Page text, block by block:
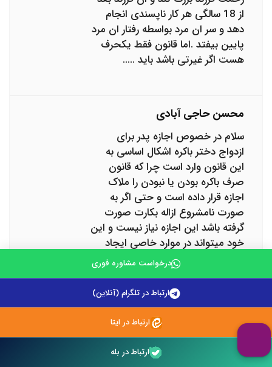
از 18 سالگی هر کار ناپسندی انجام
دهد و سر ان مرد بواسطه رفتار ان مرد
پایین بیفتد .اما قانون فقط یکحرف
هست اگر غیرتی باشد باید .....
محسن حاجی آبادی
سلام در خصوص اجازه پدر برای
ازدواج دختر باکره اشکال اساسی به
این قانون وارد است چرا که قانون
صرف باکره بودن یا نبودن را ملاک
اجازه قرار داده است و حتی اگر به
صورت نامشروع ازاله بکارت صورت
گرفته باشد این اجازه نیاز نیست و این
خود میتواند در موارد خاصی ایجاد
فساد کند و حتی در بعضی اوقات که
ازاله بکارت با تجاوز در سنین کودکی
هم اتفاق افتاده باشد این حمایت
قانونی از بین میرود. چ بسی این افراد
بیشتر میبایست تحت حمایت قانون
گذار باشند و صرف داشتن بکارت نباید
ملاک اذن پدر قرار بگیرد.
درخواست مشاوره فوری
ارتباط در تلگرام (آنلاین)
ارتباط در ایتا
ارتباط در بله